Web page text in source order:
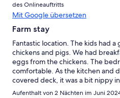
des Onlineauftritts
Mit Google übersetzen
Farm stay
Fantastic location. The kids had
chickens and pigs. We had
eggs from the chickens. The
comfortable. As the kitchen and
covered deck, it was a bit nippy
breakfast. The lights outside on
Aufenthalt von 2 Nächten im Juni